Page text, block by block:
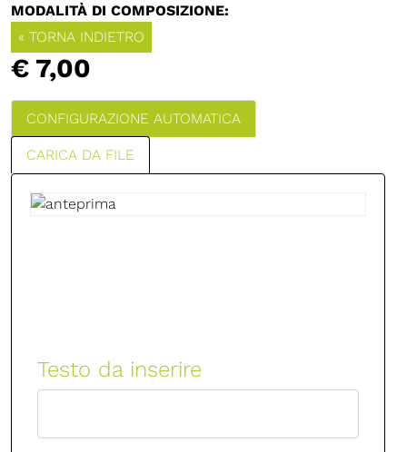
MODALITÀ DI COMPOSIZIONE:
« TORNA INDIETRO
€ 7,00
CONFIGURAZIONE AUTOMATICA
CARICA DA FILE
Testo da inserire